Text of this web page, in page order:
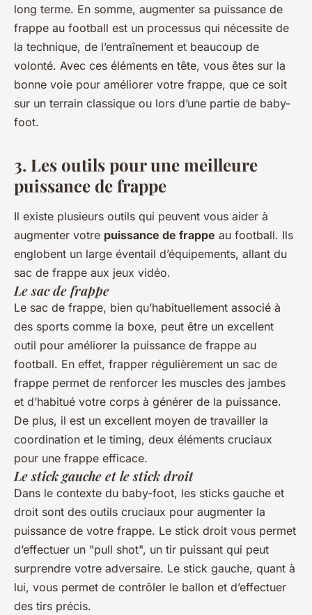
long terme. En somme, augmenter sa puissance de
frappe au football est un processus qui nécessite de
la technique, de l’entraînement et beaucoup de
volonté. Avec ces éléments en tête, vous êtes sur la
bonne voie pour améliorer votre frappe, que ce soit
sur un terrain classique ou lors d’une partie de baby-
foot.
3. Les outils pour une meilleure
puissance de frappe
Il existe plusieurs outils qui peuvent vous aider à
augmenter votre puissance de frappe au football. Ils
englobent un large éventail d’équipements, allant du
sac de frappe aux jeux vidéo.
Le sac de frappe
Le sac de frappe, bien qu’habituellement associé à
des sports comme la boxe, peut être un excellent
outil pour améliorer la puissance de frappe au
football. En effet, frapper régulièrement un sac de
frappe permet de renforcer les muscles des jambes
et d’habitué votre corps à générer de la puissance.
De plus, il est un excellent moyen de travailler la
coordination et le timing, deux éléments cruciaux
pour une frappe efficace.
Le stick gauche et le stick droit
Dans le contexte du baby-foot, les sticks gauche et
droit sont des outils cruciaux pour augmenter la
puissance de votre frappe. Le stick droit vous permet
d’effectuer un "pull shot", un tir puissant qui peut
surprendre votre adversaire. Le stick gauche, quant à
lui, vous permet de contrôler le ballon et d’effectuer
des tirs précis.